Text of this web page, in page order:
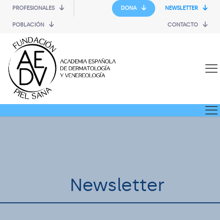
PROFESIONALES
POBLACIÓN
DONA NEWSLETTER
CONTACTO
Newsletter